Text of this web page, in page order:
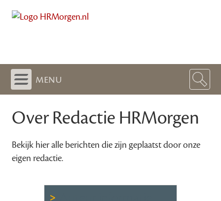
menu
Over Redactie HRMorgen
Bekijk hier alle berichten die zijn geplaatst door onze
eigen redactie.